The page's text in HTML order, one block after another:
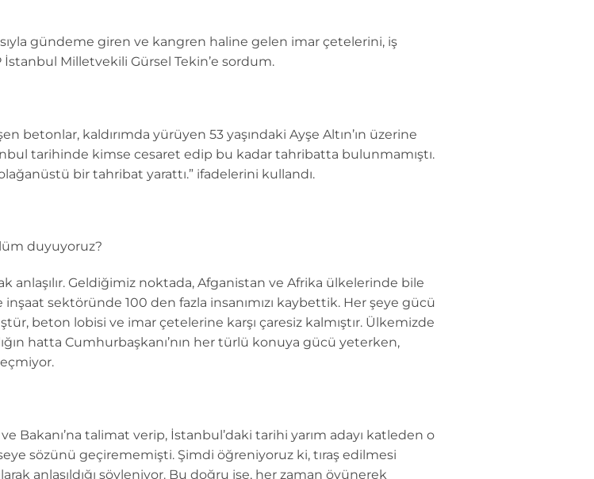
gündeme giren ve kangren haline gelen imar çetelerini, iş
Milletvekili Gürsel Tekin’e sordum.
betonlar, kaldırımda yürüyen 53 yaşındaki Ayşe Altın’ın üzerine
tarihinde kimse cesaret edip bu kadar tahribatta bulunmamıştı.
bir tahribat yarattı.” ifadelerini kullandı.
duyuyoruz?
Geldiğimiz noktada, Afganistan ve Afrika ülkelerinde bile
sektöründe 100 den fazla insanımızı kaybettik. Her şeye gücü
beton lobisi ve imar çetelerine karşı çaresiz kalmıştır. Ülkemizde
hatta Cumhurbaşkanı’nın her türlü konuya gücü yeterken,
Bakanı’na talimat verip, İstanbul’daki tarihi yarım adayı katleden o
sözünü geçirememişti. Şimdi öğreniyoruz ki, tıraş edilmesi
anlaşıldığı söyleniyor. Bu doğru ise, her zaman övünerek